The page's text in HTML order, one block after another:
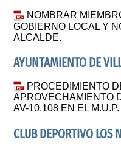
NOMBRAR
GOBIERNO LOCAL Y
ALCALDE.
AYUNTAMIENTO DE
PROCEDIMIENTO
APROVECHAMIENTO
AV-10.108 EN EL
CLUB DEPORTIVO LOS